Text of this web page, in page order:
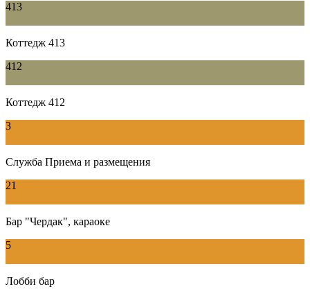
413
Коттедж 413
412
Коттедж 412
3
Служба Приема и размещения
21
Бар "Чердак", караоке
5
Лобби бар